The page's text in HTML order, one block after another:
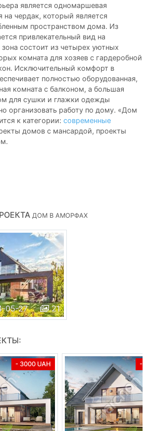
является одномаршевая
на чердак, который является
пространством дома. Из
привлекательный вид на
состоит из четырех уютных
комната для хозяев с гардеробной
Исключительный комфорт в
полностью оборудованная,
комната с балконом, а большая
для сушки и глажки одежды
организовать работу по дому. «Дом
к категории: современные
домов с мансардой, проекты
ДОМ В АМОРФАХ
05-27 21
- 3000 UAH -